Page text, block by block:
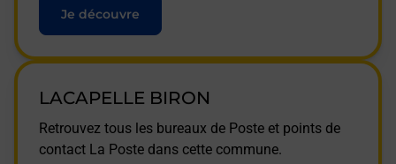
Je découvre
LACAPELLE BIRON
Retrouvez tous les bureaux de Poste et points de
contact La Poste dans cette commune.